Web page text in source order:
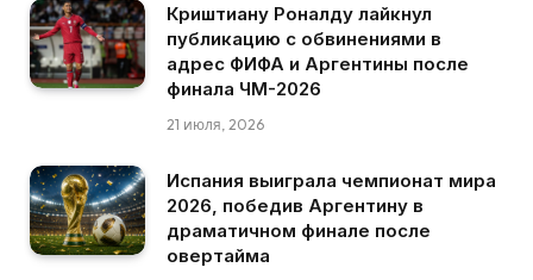
Криштиану Роналду лайкнул
публикацию с обвинениями в
адрес ФИФА и Аргентины после
финала ЧМ-2026
21 июля, 2026
Испания выиграла чемпионат мира
2026, победив Аргентину в
драматичном финале после
овертайма